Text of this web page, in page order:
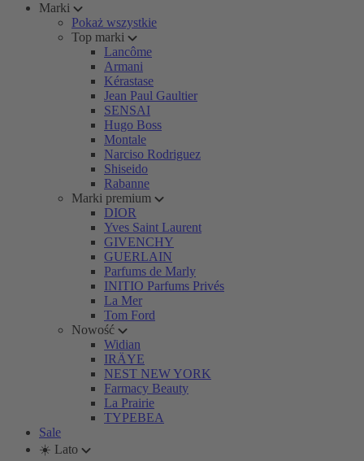
Marki
Pokaż wszystkie
Top marki
Lancôme
Armani
Kérastase
Jean Paul Gaultier
SENSAI
Hugo Boss
Montale
Narciso Rodriguez
Shiseido
Rabanne
Marki premium
DIOR
Yves Saint Laurent
GIVENCHY
GUERLAIN
Parfums de Marly
INITIO Parfums Privés
La Mer
Tom Ford
Nowość
Widian
IRÄYE
NEST NEW YORK
Farmacy Beauty
La Prairie
TYPEBEA
Sale
☀️ Lato